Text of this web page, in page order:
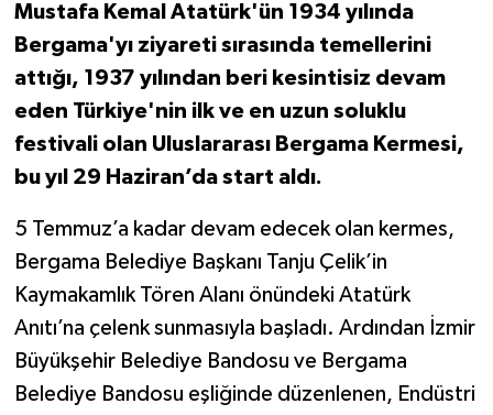
Mustafa Kemal Atatürk'ün 1934 yılında
Bergama'yı ziyareti sırasında temellerini
attığı, 1937 yılından beri kesintisiz devam
eden Türkiye'nin ilk ve en uzun soluklu
festivali olan Uluslararası Bergama Kermesi,
bu yıl 29 Haziran’da start aldı.
5 Temmuz’a kadar devam edecek olan kermes,
Bergama Belediye Başkanı Tanju Çelik’in
Kaymakamlık Tören Alanı önündeki Atatürk
Anıtı’na çelenk sunmasıyla başladı. Ardından İzmir
Büyükşehir Belediye Bandosu ve Bergama
Belediye Bandosu eşliğinde düzenlenen, Endüstri